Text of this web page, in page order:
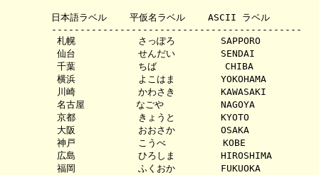
        日本語ラベル    平仮名ラベル    ASCII ラベル
        --------------------------------------------
         札幌           さっぽろ        SAPPORO
         仙台           せんだい        SENDAI
         千葉           ちば            CHIBA
         横浜           よこはま        YOKOHAMA
         川崎           かわさき        KAWASAKI
         名古屋         なごや          NAGOYA
         京都           きょうと        KYOTO
         大阪           おおさか        OSAKA
         神戸           こうべ          KOBE
         広島           ひろしま        HIROSHIMA
         福岡           ふくおか        FUKUOKA